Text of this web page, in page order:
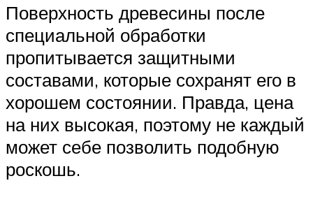
Поверхность древесины после
специальной обработки
пропитывается защитными
составами, которые сохранят его в
хорошем состоянии. Правда, цена
на них высокая, поэтому не каждый
может себе позволить подобную
роскошь.